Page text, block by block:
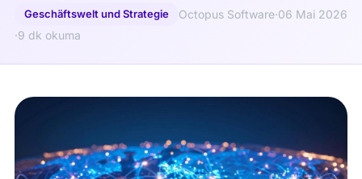
Geschäftswelt und Strategie Octopus Software·06 Mai 2026
·9 dk okuma